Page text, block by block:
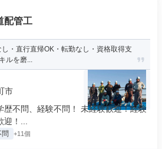
配管工
・直行直帰OK・転勤なし・資格取得支
ルを磨...
市
歴不問、経験不問！ 未経験歓迎！経験
！...
問 +11個